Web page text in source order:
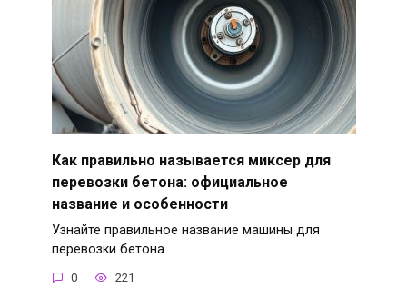
Как правильно называется миксер для
перевозки бетона: официальное
название и особенности
Узнайте правильное название машины для
перевозки бетона
0 221